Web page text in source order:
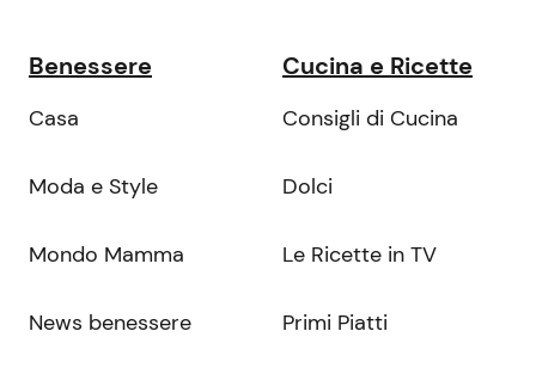
Benessere
Casa
Moda e Style
Mondo Mamma
News benessere
Cucina e Ricette
Consigli di Cucina
Dolci
Le Ricette in TV
Primi Piatti